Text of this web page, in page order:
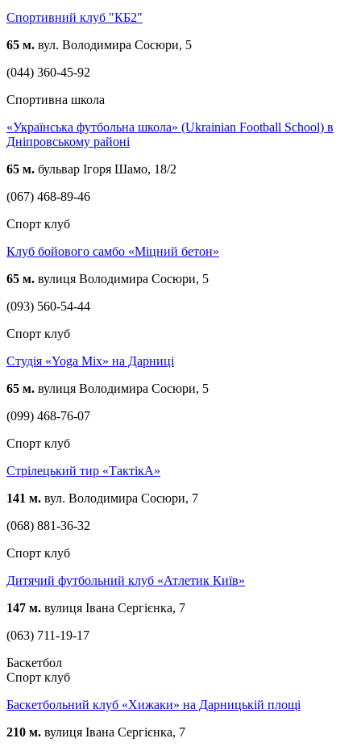
Спортивний клуб "КБ2"
65 м. вул. Володимира Сосюри, 5
(044) 360-45-92
Спортивна школа
«Українська футбольна школа» (Ukrainian Football School) в
Дніпровському районі
65 м. бульвар Ігоря Шамо, 18/2
(067) 468-89-46
Спорт клуб
Клуб бойового самбо «Міцний бетон»
65 м. вулиця Володимира Сосюри, 5
(093) 560-54-44
Спорт клуб
Студія «Yoga Mix» на Дарниці
65 м. вулиця Володимира Сосюри, 5
(099) 468-76-07
Спорт клуб
Стрілецький тир «ТактікА»
141 м. вул. Володимира Сосюри, 7
(068) 881-36-32
Спорт клуб
Дитячий футбольний клуб «Атлетик Київ»
147 м. вулиця Івана Сергієнка, 7
(063) 711-19-17
Баскетбол
Спорт клуб
Баскетбольний клуб «Хижаки» на Дарницькій площі
210 м. вулиця Івана Сергієнка, 7